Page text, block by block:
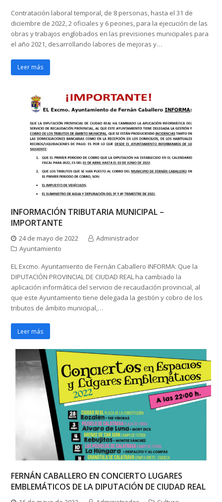
Contratación laboral temporal, de 8 personas, hasta el 31 de
diciembre de 2022, 2 oficiales y 6 peones, para la ejecución de las
obras y trabajos englobados en las previsiones municipales para
el año 2021, desarrollando labores de mejoras y…
Leer más
INFORMACIÓN TRIBUTARIA MUNICIPAL –
IMPORTANTE
24 de mayo de 2022
Administrador
Ayuntamiento
EL Excmo. Ayuntamiento de Fernán Caballero INFORMA: Que la
DIPUTACIÓN PROVINCIAL DE CIUDAD REAL ha cambiado la
aplicación informática del servicio de recaudación provincial, al
que este Ayuntamiento tiene delegada la gestión y cobro de los
tributos de ámbito municipal,…
Leer más
FERNÁN CABALLERO EN CONCIERTO LUGARES
EMBLEMÁTICOS DE LA DIPUTACIÓN DE CIUDAD REAL